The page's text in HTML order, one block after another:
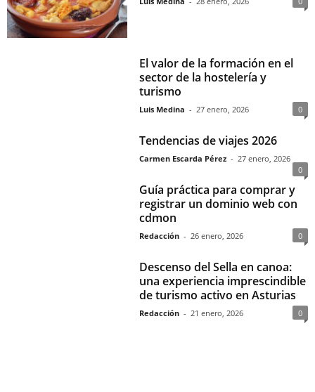
El valor de la formación en el
sector de la hostelería y
turismo
Luis Medina - 27 enero, 2026 0
Tendencias de viajes 2026
Carmen Escarda Pérez - 27 enero, 2026
0
Guía práctica para comprar y
registrar un dominio web con
cdmon
Redacción - 26 enero, 2026 0
Descenso del Sella en canoa:
una experiencia imprescindible
de turismo activo en Asturias
Redacción - 21 enero, 2026 0